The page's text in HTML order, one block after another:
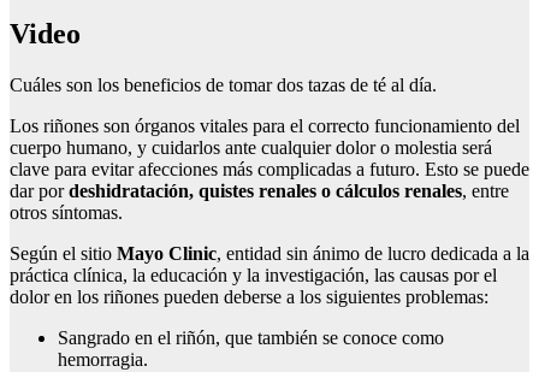
Video
Cuáles son los beneficios de tomar dos tazas de té al día.
Los riñones son órganos vitales para el correcto funcionamiento del
cuerpo humano, y cuidarlos ante cualquier dolor o molestia será
clave para evitar afecciones más complicadas a futuro. Esto se puede
dar pordeshidratación, quistes renales o cálculos renales, entre
otros síntomas.
Según el sitio Mayo Clinic, entidad sin ánimo de lucro dedicada a la
práctica clínica, la educación y la investigación, las causas por el
dolor en los riñones pueden deberse a los siguientes problemas:
Sangrado en el riñón, que también se conoce como
hemorragia.